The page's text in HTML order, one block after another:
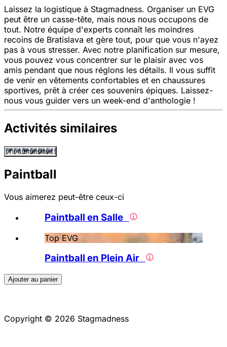
Laissez la logistique à Stagmadness. Organiser un EVG
peut être un casse-tête, mais nous nous occupons de
tout. Notre équipe d'experts connaît les moindres
recoins de Bratislava et gère tout, pour que vous n'ayez
pas à vous stresser. Avec notre planification sur mesure,
vous pouvez vous concentrer sur le plaisir avec vos
amis pendant que nous réglons les détails. Il vous suffit
de venir en vêtements confortables et en chaussures
sportives, prêt à créer ces souvenirs épiques. Laissez-
nous vous guider vers un week-end d'anthologie !
Activités similaires
Tir à Bratislava
Paintball
Vous aimerez peut-être ceux-ci
Paintball en Salle
Top EVG
Paintball en Plein Air
Ajouter au panier
Copyright © 2026 Stagmadness